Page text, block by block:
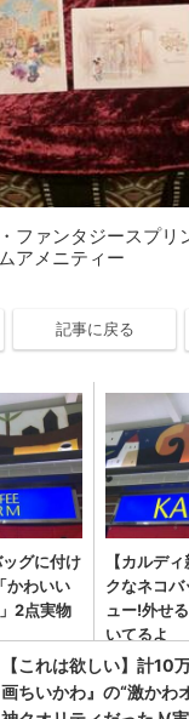
ファンタジースプ
アメニティー
記事に戻る